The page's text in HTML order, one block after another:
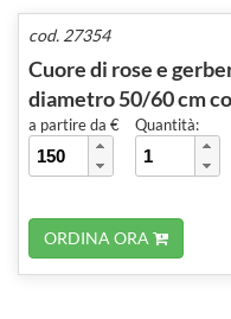
cod. 27354
Cuore di rose e
diametro 50/60 cm
a partire da € Quantità:
ORDINA ORA